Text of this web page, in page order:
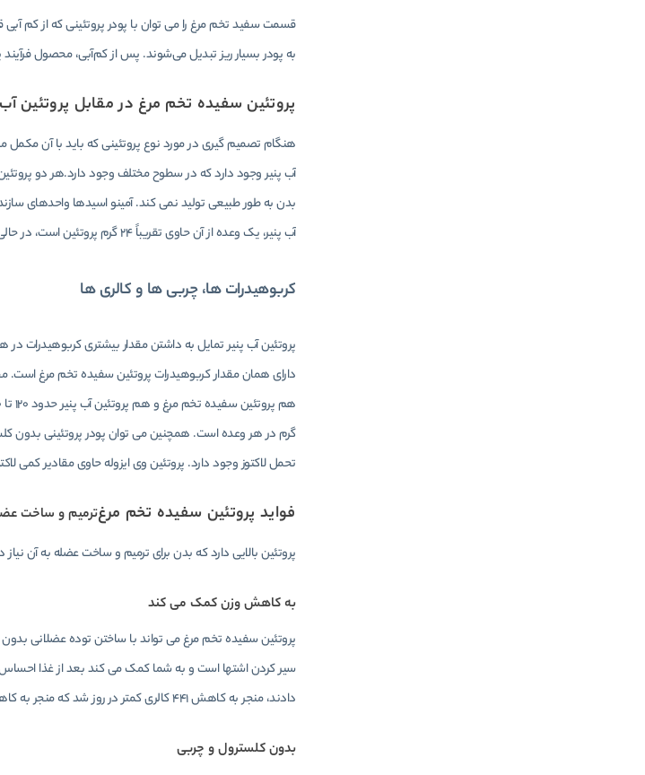
قسمت سفید تخم مرغ را می توان با پودر پروتئینی که از
به پودر بسیار ریز تبدیل می‌شوند. پس از کم‌آبی، محصول فرآیند
پروتئین سفیده تخم مرغ در مقابل پروتئین آب
هنگام تصمیم گیری در مورد نوع پروتئینی که باید با آن
آب پنیر وجود دارد که در سطوح مختلف وجود دارد.هر دو
بدن به طور طبیعی تولید نمی کند. آمینو اسیدها واحدهای
آب پنیر، یک وعده از آن حاوی تقریباً 24 گرم پروتئین است، در حالی که پروتئین آب پنیر حدود 20 تا 30 گرم پروتئین دارد.
کربوهیدرات ها، چربی ها و کالری ها
پروتئین آب پنیر تمایل به داشتن مقدار بیشتری کربوهیدرات
دارای همان مقدار کربوهیدرات پروتئین سفیده تخم مرغ
گرم در هر وعده است. همچنین می توان پودر پروتئینی بدون
تحمل لاکتوز وجود دارد. پروتئین وی ایزوله حاوی مقادیر کمی
فواید پروتئین سفیده تخم مرغترمیم و ساخت
پروتئین بالایی دارد که بدن برای ترمیم و ساخت عضله به آن
به کاهش وزن کمک می کند
پروتئین سفیده تخم مرغ می تواند با ساختن توده عضلانی
دادند، منجر به کاهش 441 کالری کمتر در روز شد که منجر به کاهش 11 پوندی در 12 هفته شد.
بدون کلسترول و چربی